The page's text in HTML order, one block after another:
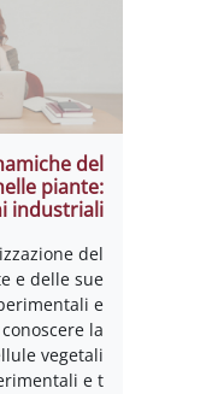
del
piante:
industriali
del
e delle sue
e
la
vegetali
e t